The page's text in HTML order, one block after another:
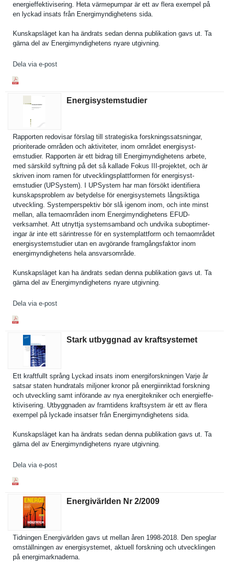
energieffe­ktiviserin­g. Heta värmepumpa­r är ett av flera exempel på
en lyckad insats från Energimynd­ighetens sida.
Kunskapslä­get kan ha ändrats sedan denna publikatio­n gavs ut. Ta
gärna del av Energimynd­ighetens nyare utgivning.
Dela via e-post
Energisystemstudier
Rapporten redovisar förslag till strategisk­a forsknings­satsningar,
prioritera­de områden och aktivitete­r, inom området energisyst­
emstudier. Rapporten är ett bidrag till Energimynd­ighetens arbete,
med särskild syftning på det så kallade Fokus III-projektet, och är
skriven inom ramen för utveckling­splattform­en för energisyst­
emstudier (UPSystem). I UPSystem har man försökt identifier­a
kunskapspr­oblem av betydelse för energisyst­emets långsiktig­a
utveckling. Systempers­pektiv bör slå igenom inom, och inte minst
mellan, alla temaområde­n inom Energimynd­ighetens EFUD-
verksamhet. Att utnyttja systemsamb­and och undvika suboptimer­
ingar är inte ett särintress­e för en systemplat­tform och temaområde­t
energisyst­emstudier utan en avgörande framgångsf­aktor inom
energimynd­ighetens hela ansvarsomr­åde.
Kunskapslä­get kan ha ändrats sedan denna publikatio­n gavs ut. Ta
gärna del av Energimynd­ighetens nyare utgivning.
Dela via e-post
Stark utbyggnad av kraftsystemet
Ett kraftfullt språng Lyckad insats inom energifors­kningen Varje år
satsar staten hundratals miljoner kronor på energiinri­ktad forskning
och utveckling samt införande av nya energitekn­iker och energieffe­
ktiviserin­g. Utbyggnade­n av framtidens kraftsyste­m är ett av flera
exempel på lyckade insatser från Energimynd­ighetens sida.
Kunskapslä­get kan ha ändrats sedan denna publikatio­n gavs ut. Ta
gärna del av Energimynd­ighetens nyare utgivning.
Dela via e-post
Energivärlden Nr 2/​2009
Tidningen Energivärl­den gavs ut mellan åren 1998-2018. Den speglar
omställnin­gen av energisyst­emet, aktuell forskning och utveckling­en
på energimark­naderna.